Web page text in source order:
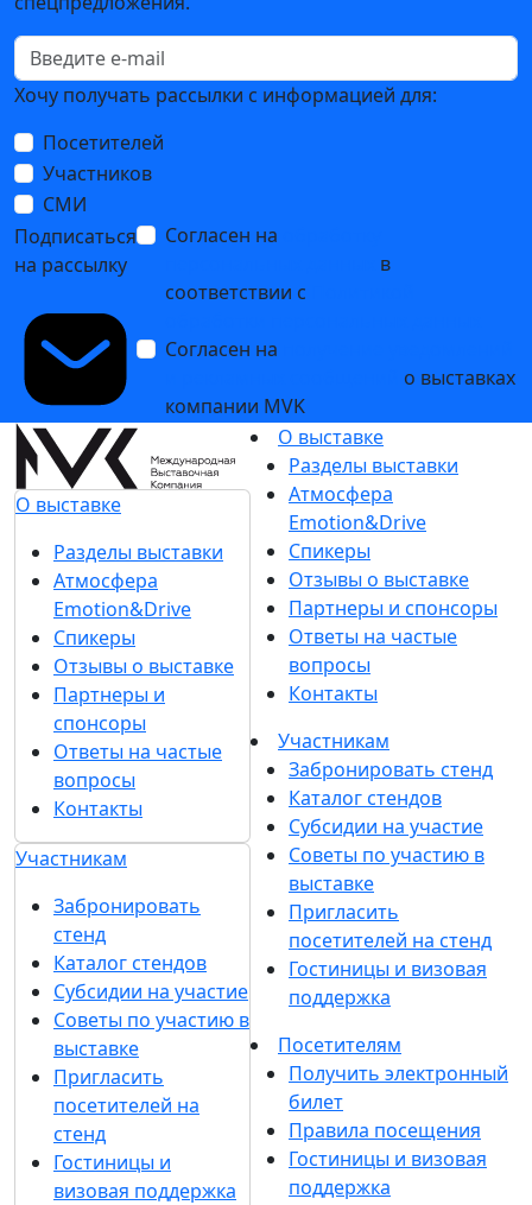
Хочу получать рассылки с информацией для:
Посетителей
Участников
СМИ
Подписаться
на рассылку
Согласен на
в
соответствии с
Согласен на
о выставках
компании MVK
О выставке
Разделы выставки
Атмосфера
Emotion&Drive
Спикеры
Отзывы о выставке
Партнеры и
спонсоры
Ответы на частые
вопросы
Контакты
Участникам
Забронировать
стенд
Каталог стендов
Субсидии на участие
Советы по участию в
выставке
Пригласить
посетителей на
стенд
Гостиницы и
визовая поддержка
О выставке
Разделы выставки
Атмосфера
Emotion&Drive
Спикеры
Отзывы о выставке
Партнеры и спонсоры
Ответы на частые
вопросы
Контакты
Участникам
Забронировать стенд
Каталог стендов
Субсидии на участие
Советы по участию в
выставке
Пригласить
посетителей на стенд
Гостиницы и визовая
поддержка
Посетителям
Получить электронный
билет
Правила посещения
Гостиницы и визовая
поддержка